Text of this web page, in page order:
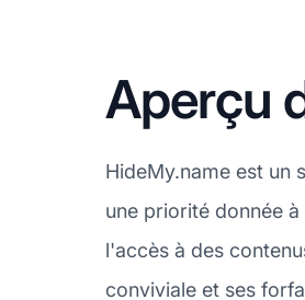
Aperçu
HideMy.name est un
une priorité donnée
l'accès à des
conviviale et ses